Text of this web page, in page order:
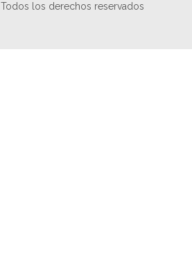
Todos los derechos reservados